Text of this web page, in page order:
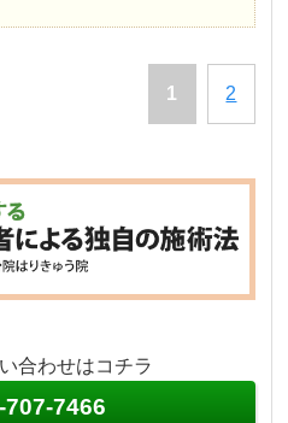
1 2
合わせはコチラ
707-7466